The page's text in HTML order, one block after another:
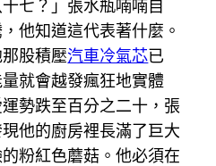
七？」張水瓶喃喃自
他知道這代表著什麼。
股積壓汽車冷氣芯已
就會越發瘋狂地實體
勢跌至百分之二十，張
他的廚房裡長滿了巨大
粉紅色蘑菇。他必須在